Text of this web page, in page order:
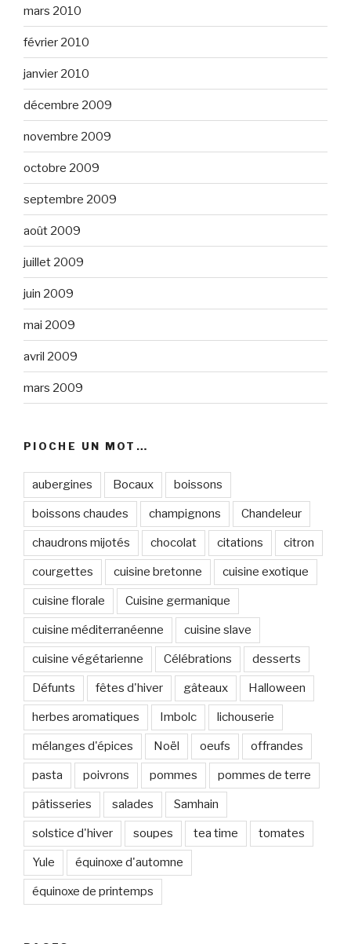
mars 2010
février 2010
janvier 2010
décembre 2009
novembre 2009
octobre 2009
septembre 2009
août 2009
juillet 2009
juin 2009
mai 2009
avril 2009
mars 2009
PIOCHE UN MOT…
aubergines Bocaux boissons
boissons chaudes champignons Chandeleur
chaudrons mijotés chocolat citations citron
courgettes cuisine bretonne cuisine exotique
cuisine florale Cuisine germanique
cuisine méditerranéenne cuisine slave
cuisine végétarienne Célébrations desserts
Défunts fêtes d'hiver gâteaux Halloween
herbes aromatiques Imbolc lichouserie
mélanges d'épices Noël oeufs offrandes
pasta poivrons pommes pommes de terre
pâtisseries salades Samhain
solstice d'hiver soupes tea time tomates
Yule équinoxe d'automne
équinoxe de printemps